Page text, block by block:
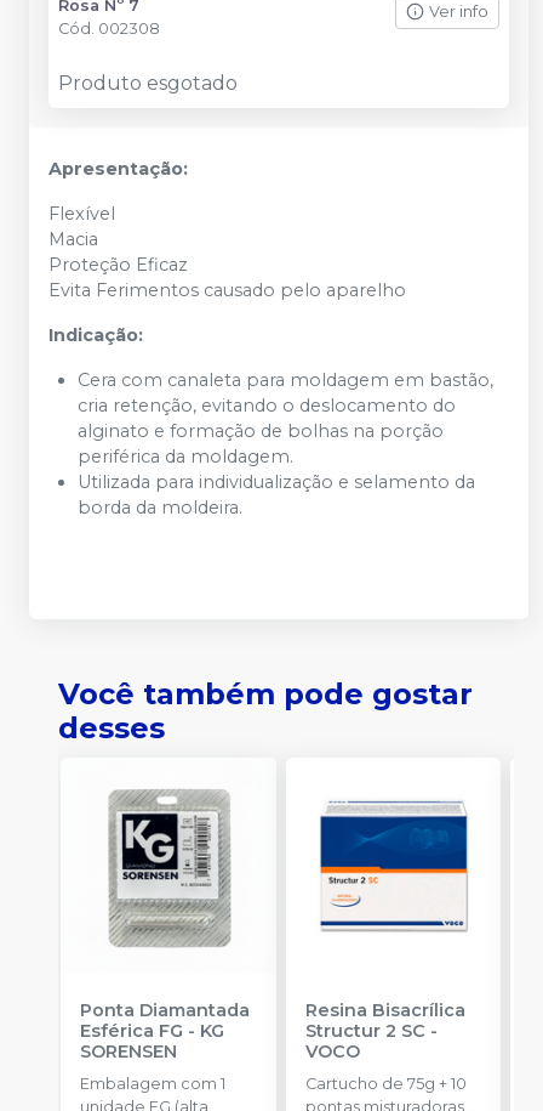
Rosa Nº 7
Cód. 002308
Ver info
Produto esgotado
Apresentação:
Flexível
Macia
Proteção Eficaz
Evita Ferimentos causado pelo aparelho
Indicação:
Cera com canaleta para moldagem em bastão,
cria retenção, evitando o deslocamento do
alginato e formação de bolhas na porção
periférica da moldagem.
Utilizada para individualização e selamento da
borda da moldeira.
Você também pode gostar
desses
Ponta Diamantada
Esférica FG - KG
SORENSEN
Embalagem com 1
unidade FG (alta
Resina Bisacrílica
Structur 2 SC -
VOCO
Cartucho de 75g + 10
pontas misturadoras